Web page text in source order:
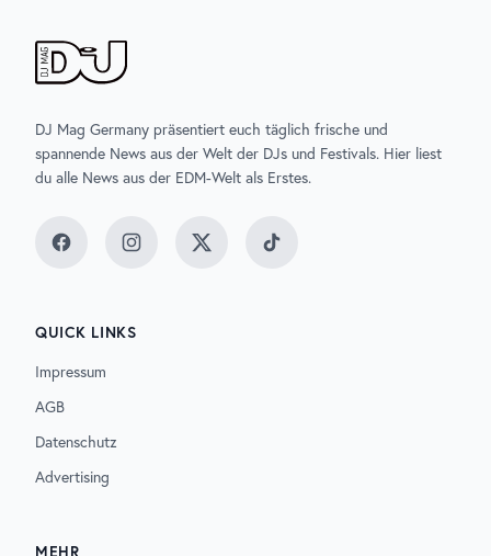
DJ Mag Germany präsentiert euch täglich frische und
spannende News aus der Welt der DJs und Festivals. Hier liest
du alle News aus der EDM-Welt als Erstes.
FacebookInstagramTwitter TikTok
QUICK LINKS
Impressum
AGB
Datenschutz
Advertising
MEHR